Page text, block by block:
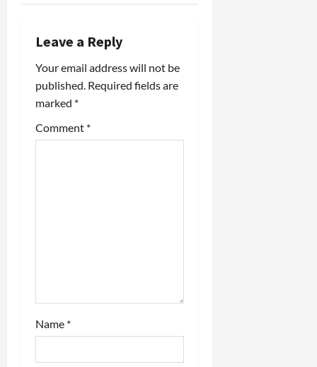
i
g
a
t
Leave a Reply
Your email address will not be
published. Required fields are
marked *
Comment *
Name *